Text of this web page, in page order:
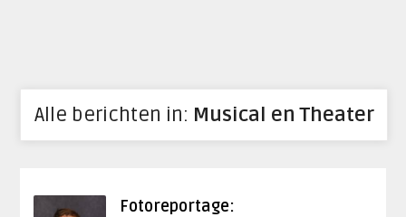
Alle berichten in: Musical en Theater
Fotoreportage: